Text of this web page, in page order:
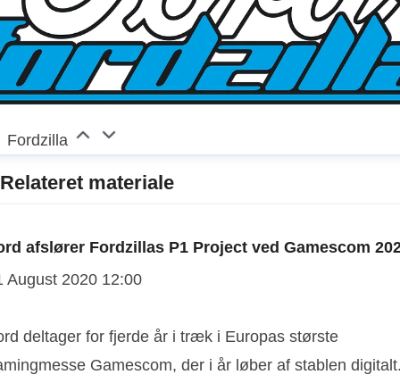
Fordzilla
Relateret materiale
afslører Fordzillas P1 Project ved Gamescom
August 2020 12:00
deltager for fjerde år i træk i Europas største
Gamescom, der i år løber af stablen